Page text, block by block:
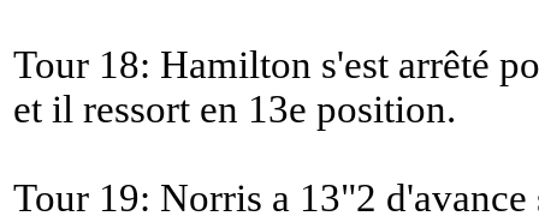
Tour 18: Hamilton s'est arrêté
et il ressort en 13e position.
Tour 19: Norris a 13"2 d'avance